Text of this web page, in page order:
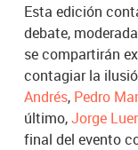
Esta edición
debate,
se compartirán
contagiar la
Andrés, Pedro
último,Jorge
final del evento